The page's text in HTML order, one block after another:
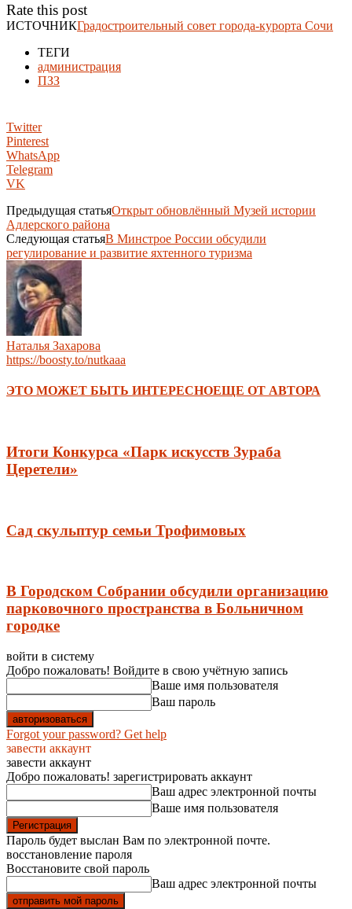
Rate this post
ИСТОЧНИКГрадостроительный совет города-курорта Сочи
ТЕГИ
администрация
ПЗЗ
Twitter
Pinterest
WhatsApp
Telegram
VK
Предыдущая статьяОткрыт обновлённый Музей истории
Адлерского района
Следующая статьяВ Минстрое России обсудили
регулирование и развитие яхтенного туризма
Наталья Захарова
https://boosty.to/nutkaaa
ЭТО МОЖЕТ БЫТЬ ИНТЕРЕСНОЕЩЕ ОТ АВТОРА
Итоги Конкурса «Парк искусств Зураба
Церетели»
Сад скульптур семьи Трофимовых
В Городском Собрании обсудили организацию
парковочного пространства в Больничном
городке
войти в систему
Добро пожаловать! Войдите в свою учётную запись
Ваше имя пользователя
Ваш пароль
Forgot your password? Get help
завести аккаунт
завести аккаунт
Добро пожаловать! зарегистрировать аккаунт
Ваш адрес электронной почты
Ваше имя пользователя
Пароль будет выслан Вам по электронной почте.
восстановление пароля
Восстановите свой пароль
Ваш адрес электронной почты